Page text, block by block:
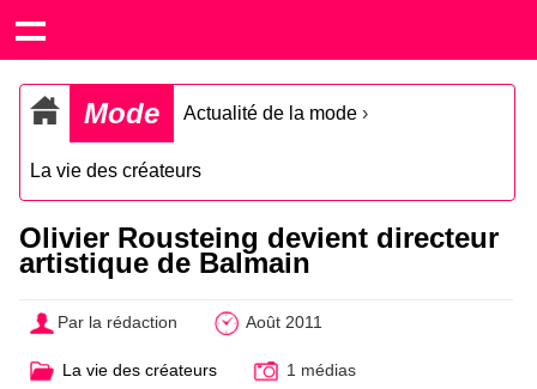
Mode Actualité de la mode ›
La vie des créateurs
Olivier Rousteing devient directeur
artistique de Balmain
Par la rédaction Août 2011
La vie des créateurs 1 médias